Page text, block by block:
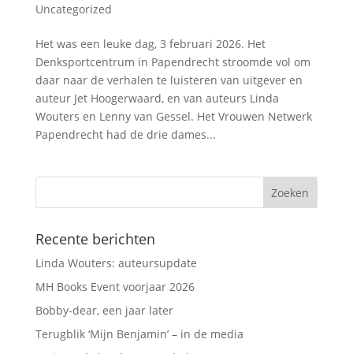
Uncategorized
Het was een leuke dag, 3 februari 2026. Het
Denksportcentrum in Papendrecht stroomde vol om
daar naar de verhalen te luisteren van uitgever en
auteur Jet Hoogerwaard, en van auteurs Linda
Wouters en Lenny van Gessel. Het Vrouwen Netwerk
Papendrecht had de drie dames...
Recente berichten
Linda Wouters: auteursupdate
MH Books Event voorjaar 2026
Bobby-dear, een jaar later
Terugblik ‘Mijn Benjamin’ – in de media